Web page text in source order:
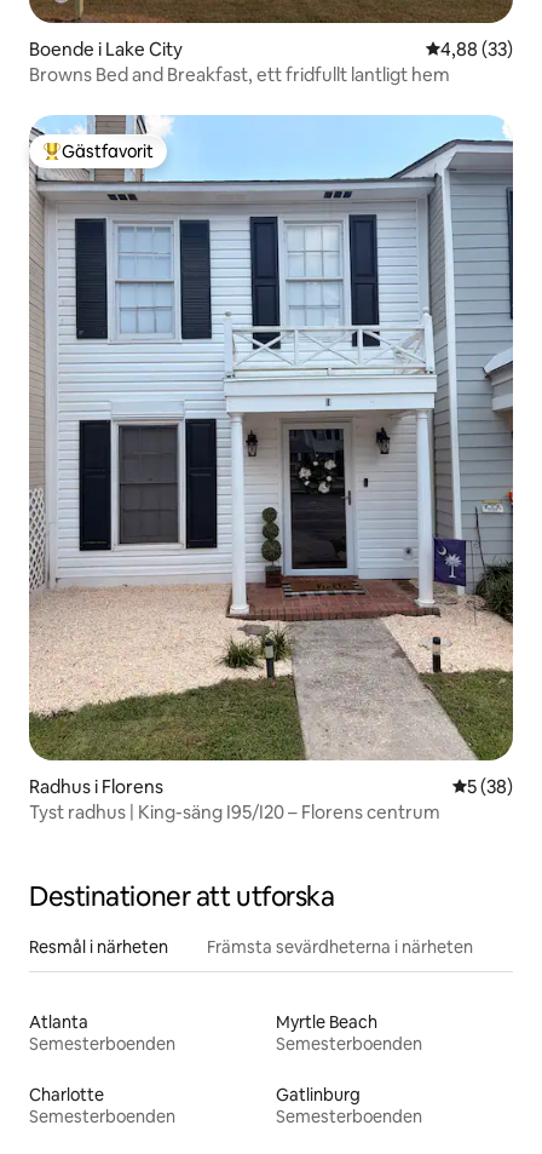
Boende i Lake City 4,88 av 5 i
4,88 (33)
Browns Bed and Breakfast, ett fridfullt lantligt hem
Populär gästfavorit
Gästfavorit
Radhus i Florens 5 av 5 i
5 (38)
Tyst radhus | King-säng I95/I20 – Florens centrum
Destinationer att utforska
Resmål i närheten Främsta sevärdheterna i närheten
Atlanta
Semesterboenden
Myrtle Beach
Semesterboenden
Charlotte
Semesterboenden
Gatlinburg
Semesterboenden